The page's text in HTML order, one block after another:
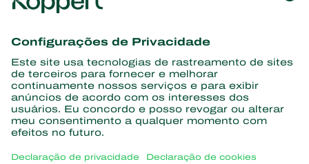
informações
Assine aqui
Parceiros com a natureza
Sobre a Koppert